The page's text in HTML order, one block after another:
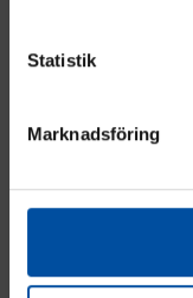
Statistik
Marknadsföring
Energi
Fastighet
Vatten & Avlopp